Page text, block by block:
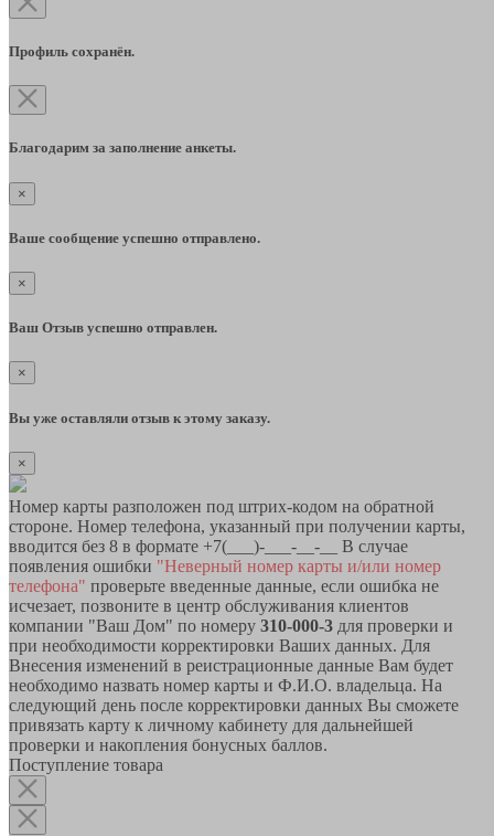
Профиль сохранён.
Благодарим за заполнение анкеты.
×
Ваше сообщение успешно отправлено.
×
Ваш Отзыв успешно отправлен.
×
Вы уже оставляли отзыв к этому заказу.
×
Номер карты разположен под штрих-кодом на обратной
стороне. Номер телефона, указанный при получении карты,
вводится без 8 в формате +7(___)-___-__-__ В случае
появления ошибки "Неверный номер карты и/или номер
телефона" проверьте введенные данные, если ошибка не
исчезает, позвоните в центр обслуживания клиентов
компании "Ваш Дом" по номеру 310-000-3 для проверки и
при необходимости корректировки Ваших данных. Для
Внесения изменений в реистрационные данные Вам будет
необходимо назвать номер карты и Ф.И.О. владельца. На
следующий день после корректировки данных Вы сможете
привязать карту к личному кабинету для дальнейшей
проверки и накопления бонусных баллов.
Поступление товара